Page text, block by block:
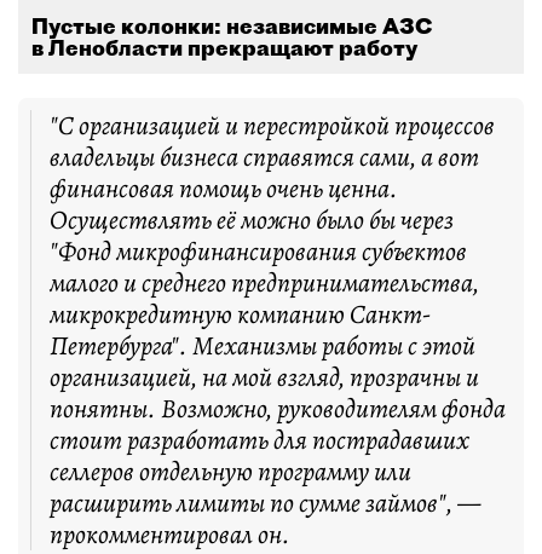
Пустые колонки: независимые АЗС
в Ленобласти прекращают работу
"С организацией и перестройкой процессов
владельцы бизнеса справятся сами, а вот
финансовая помощь очень ценна.
Осуществлять её можно было бы через
"Фонд микрофинансирования субъектов
малого и среднего предпринимательства,
микрокредитную компанию Санкт-
Петербурга". Механизмы работы с этой
организацией, на мой взгляд, прозрачны и
понятны. Возможно, руководителям фонда
стоит разработать для пострадавших
селлеров отдельную программу или
расширить лимиты по сумме займов", —
прокомментировал он.